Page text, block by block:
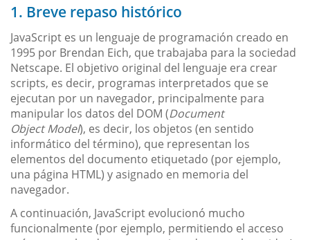
1. Breve repaso histórico
JavaScript es un lenguaje de programación creado en
1995 por Brendan Eich, que trabajaba para la sociedad
Netscape. El objetivo original del lenguaje era crear
scripts, es decir, programas interpretados que se
ejecutan por un navegador, principalmente para
manipular los datos del DOM (Document
Object Model), es decir, los objetos (en sentido
informático del término), que representan los
elementos del documento etiquetado (por ejemplo,
una página HTML) y asignado en memoria del
navegador.
A continuación, JavaScript evolucionó mucho
funcionalmente (por ejemplo, permitiendo el acceso